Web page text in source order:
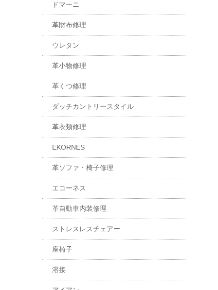
ドマーニ
革財布修理
ウレタン
革小物修理
革くつ修理
ダッチカントリースタイル
革衣類修理
EKORNES
革ソファ・椅子修理
エコーネス
革自動車内装修理
ストレスレスチェアー
座椅子
溶接